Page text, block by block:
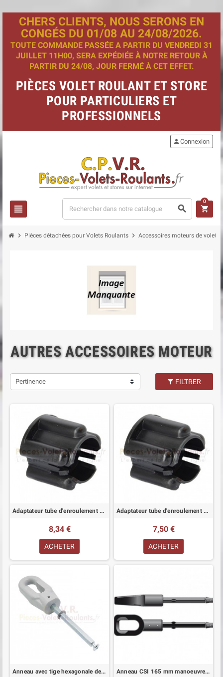
CHERS CLIENTS, NOUS SERONS EN
CONGÉS DU 01/08 AU 24/08/2026.
TOUTE COMMANDE PASSÉE A PARTIR DU VENDREDI 31
JUILLET 11H00, SERA EXPÉDIÉE À NOTRE RETOUR À
PARTIR DU 24/08, JOUR FERMÉ À CET EFFET.
PIÈCES VOLET ROULANT ET STORE
POUR PARTICULIERS ET
PROFESSIONNELS
view_headline search
personConnexion
shopping_cart
0
chevron_right Pièces détachées pour Volets Roulants chevron_right Accessoires moteurs de volet
AUTRES ACCESSOIRES MOTEUR
Pertinence FILTRER
Adaptateur tube d'enroulement BECKER
8,34 €
ACHETER
Adaptateur tube d'enroulement SELVE
7,50 €
ACHETER
Anneau avec tige hexagonale de 7 mm lg 70 mm Anneau CSI 165 mm manoeuvre secours